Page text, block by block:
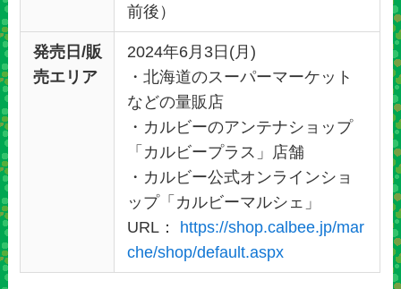
前後）
発売日/販
売エリア
2024年6月3日(月)
・北海道のスーパーマーケット
などの量販店
・カルビーのアンテナショップ
「カルビープラス」店舗
・カルビー公式オンラインショ
ップ「カルビーマルシェ」
URL：
https://shop.calbee.jp/mar
che/shop/default.aspx